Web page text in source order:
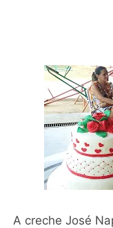
A creche José